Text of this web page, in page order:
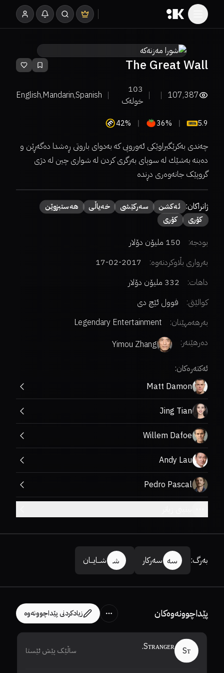
The Great Wall
107,387
103
خولەک
English,Mandarin,Spanish
5.9
36%
42%
چه‌ندی بەکرێگیراوێکی ئه‌وروپی كه‌ به‌دوای باروتی ڕه‌شدا ده‌گه‌ڕێن و
ده‌بنه‌ به‌شێك له‌ سوپای به‌رگری كردن له‌ شواری چین له‌ دژی
گروپێک جانەوەری دڕندە
ژانراکان: ئەكشن سەركێشی خەیاڵی
هەستبزوێن
کۆری
کۆری
بودجە:
150 ملیۆن دۆلار
بەرواری بڵاوکردنەوە:
2017-02-17
داهات:
332 ملیۆن دۆلار
کوالێتی:
فوول ئێچ دی
بەرهەمهێنان:
Legendary Entertainment
دەرهێنەر:
Yimou Zhang
ئەکتەرەکان:
Matt Damon
Jing Tian
Willem Dafoe
Andy Lau
Pedro Pascal
بەرگ: سە سەرکار شـ شـــایـــان
پێداچوونەوەکان زیادکردنی پێداچوونەوە
Sᴛ
Sᴛʀᴀɴɢᴇʀ. ساڵێک پێش ئێستا